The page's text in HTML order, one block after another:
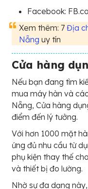
Facebook:
Xem thêm: 7 Địa
Nẵng uy tín
Cửa hàng
Nếu bạn đang tìm
mua máy hàn và
Nẵng, Cửa hàng
điểm đến lý tưởng.
Với hơn 1000 mặt
ứng đủ nhu cầu từ
phụ kiện thay thế
và thiết bị đo lường.
Nhờ sự đa dạng